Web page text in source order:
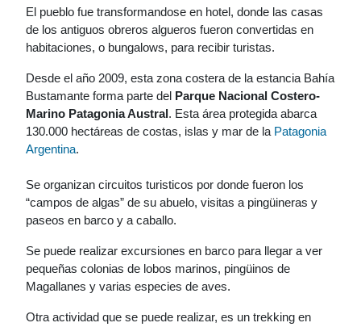
El pueblo fue transformandose en hotel, donde las casas
de los antiguos obreros algueros fueron convertidas en
habitaciones, o bungalows, para recibir turistas.
Desde el año 2009, esta zona costera de la estancia Bahía
Bustamante forma parte del Parque Nacional Costero-
Marino Patagonia Austral. Esta área protegida abarca
130.000 hectáreas de costas, islas y mar de la Patagonia
Argentina.
Se organizan circuitos turisticos por donde fueron los
“campos de algas” de su abuelo, visitas a pingüineras y
paseos en barco y a caballo.
Se puede realizar excursiones en barco para llegar a ver
pequeñas colonias de lobos marinos, pingüinos de
Magallanes y varias especies de aves.
Otra actividad que se puede realizar, es un trekking en